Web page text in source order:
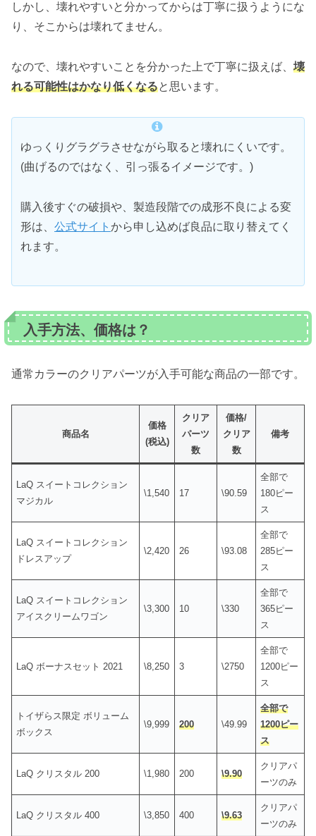
しかし、壊れやすいと分かってからは丁寧に扱うようにな
り、そこからは壊れてません。
なので、壊れやすいことを分かった上で丁寧に扱えば、 壊
れる可能性はかなり低くなると思います。
ゆっくりグラグラさせながら取ると壊れにくいです。
(曲げるのではなく、引っ張るイメージです。)
購入後すぐの破損や、製造段階での成形不良による変
形は、 公式サイト から申し込めば良品に取り替えてく
れます。
入手方法、価格は？
通常カラーのクリアパーツが入手可能な商品の一部です。
商品名
価格
(税込)
クリア
パーツ
数
価格/
クリア
数
備考
LaQ スイートコレクション
マジカル
\1,540 17 \90.59
全部で
180ピー
ス
LaQ スイートコレクション
ドレスアップ
\2,420 26 \93.08
全部で
285ピー
ス
LaQ スイートコレクション
アイスクリームワゴン
\3,300 10 \330
全部で
365ピー
ス
LaQ ボーナスセット 2021 \8,250 3 \2750
全部で
1200ピー
ス
トイザらス限定 ボリューム
ボックス
\9,999 200 \49.99
全部で
1200ピー
ス
LaQ クリスタル 200 \1,980 200 \9.90
クリアパ
ーツのみ
LaQ クリスタル 400 \3,850 400 \9.63
クリアパ
ーツのみ